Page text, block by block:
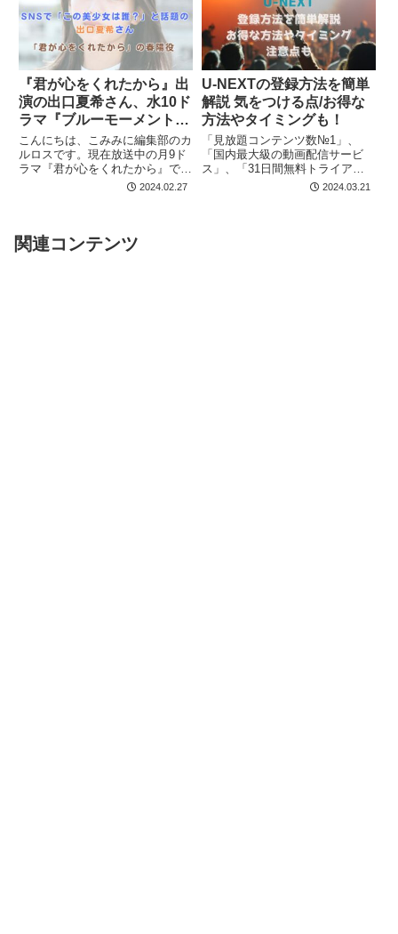
ァミリー」のアーニャ...
『君が心をくれたから』出
演の出口夏希さん、水10ド
ラマ『ブルーモーメント』
でヒロイン役に 「いちば
んすきな花」では今田美桜
さんにそっくりと話題
こんにちは、こみみに編集部のカ
ルロスです。現在放送中の月9ド
ラマ『君が心をくれたから』で、
山田裕貴さん演じる朝野太陽の
ーモーメント』では、ヒロイン役
を...
2024.02.27
U-NEXTの登録方法を簡単
解説 気をつける点/お得な
方法やタイミングも！
「見放題コンテンツ数№1」、
「国内最大級の動画配信サービ
ス」、「31日間無料トライア
ル」など魅力十分の動画配信サー
2024.03.21
関連コンテンツ